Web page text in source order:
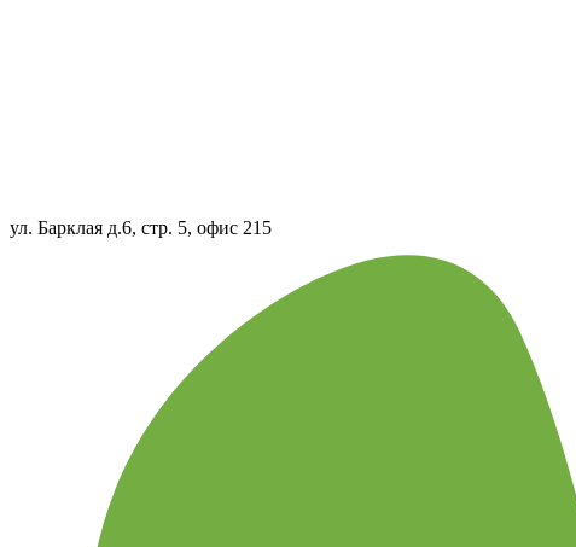
ул. Барклая д.6, стр. 5, офис 215